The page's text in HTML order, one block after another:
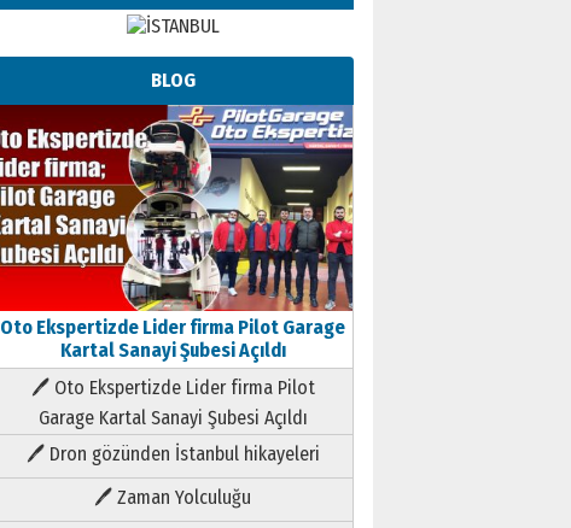
BLOG
Oto Ekspertizde Lider firma Pilot Garage
Kartal Sanayi Şubesi Açıldı
🖊 Oto Ekspertizde Lider firma Pilot
Garage Kartal Sanayi Şubesi Açıldı
🖊 Dron gözünden İstanbul hikayeleri
🖊 Zaman Yolculuğu